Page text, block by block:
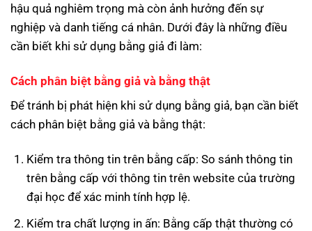
hậu quả nghiêm trọng mà còn ảnh hưởng đến sự
nghiệp và danh tiếng cá nhân. Dưới đây là những điều
cần biết khi sử dụng bằng giả đi làm:
Cách phân biệt bằng giả và bằng thật
Để tránh bị phát hiện khi sử dụng bằng giả, bạn cần biết
cách phân biệt bằng giả và bằng thật:
Kiểm tra thông tin trên bằng cấp: So sánh thông tin
trên bằng cấp với thông tin trên website của trường
đại học để xác minh tính hợp lệ.
Kiểm tra chất lượng in ấn: Bằng cấp thật thường có